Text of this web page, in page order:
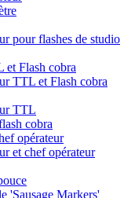
pour flashes de studio
et Flash cobra
TTL et Flash cobra
TTL
cobra
opérateur
et chef opérateur
'Sausage Markers'